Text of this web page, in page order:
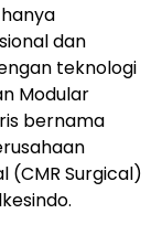
dan
teknologi
Modular
bernama
(CMR Surgical)